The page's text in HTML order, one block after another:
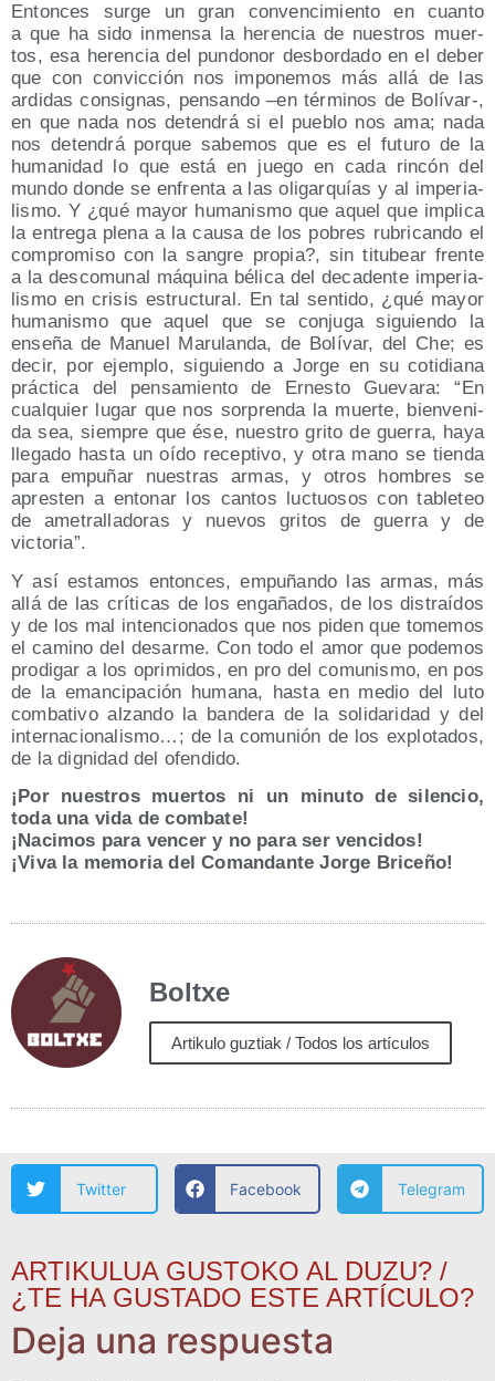
Enton­ces sur­ge un gran con­ven­ci­mien­to en cuan­to
a que ha sido inmen­sa la heren­cia de nues­tros muer­
tos, esa heren­cia del pun­do­nor des­bor­da­do en el deber
que con con­vic­ción nos impo­ne­mos más allá de las
ardi­das con­sig­nas, pen­san­do –en tér­mi­nos de Bolívar‑,
en que nada nos deten­drá si el pue­blo nos ama; nada
nos deten­drá por­que sabe­mos que es el futu­ro de la
huma­ni­dad lo que está en jue­go en cada rin­cón del
mun­do don­de se enfren­ta a las oli­gar­quías y al impe­ria­
lis­mo. Y ¿qué mayor huma­nis­mo que aquel que impli­ca
la entre­ga ple­na a la cau­sa de los pobres rubri­can­do el
com­pro­mi­so con la san­gre pro­pia?, sin titu­bear fren­te
a la des­co­mu­nal máqui­na béli­ca del deca­den­te impe­ria­
lis­mo en cri­sis estruc­tu­ral. En tal sen­ti­do, ¿qué mayor
huma­nis­mo que aquel que se con­ju­ga siguien­do la
ense­ña de Manuel Maru­lan­da, de Bolí­var, del Che; es
decir, por ejem­plo, siguien­do a Jor­ge en su coti­dia­na
prác­ti­ca del pen­sa­mien­to de Ernes­to Gue­va­ra: “En
cual­quier lugar que nos sor­pren­da la muer­te, bien­ve­ni­
da sea, siem­pre que ése, nues­tro gri­to de gue­rra, haya
lle­ga­do has­ta un oído recep­ti­vo, y otra mano se tien­da
para empu­ñar nues­tras armas, y otros hom­bres se
apres­ten a ento­nar los can­tos luc­tuo­sos con table­teo
de ame­tra­lla­do­ras y nue­vos gri­tos de gue­rra y de
victoria”.
Y así esta­mos enton­ces, empu­ñan­do las armas, más
allá de las crí­ti­cas de los enga­ña­dos, de los dis­traí­dos
y de los mal inten­cio­na­dos que nos piden que tome­mos
el camino del desar­me. Con todo el amor que pode­mos
pro­di­gar a los opri­mi­dos, en pro del comu­nis­mo, en pos
de la eman­ci­pa­ción huma­na, has­ta en medio del luto
com­ba­ti­vo alzan­do la ban­de­ra de la soli­da­ri­dad y del
inter­na­cio­na­lis­mo…; de la comu­nión de los explo­ta­dos,
de la dig­ni­dad del ofendido.
¡Por nues­tros muer­tos ni un minu­to de silen­cio,
toda una vida de combate!
¡Naci­mos para ven­cer y no para ser vencidos!
¡Viva la memo­ria del Coman­dan­te Jor­ge Briceño!
Boltxe
Artikulo guztiak / Todos los artículos
Twitter Facebook Telegram
ARTIKULUA GUSTOKO AL DUZU? /
¿TE HA GUSTADO ESTE ARTÍCULO?
Deja una respuesta